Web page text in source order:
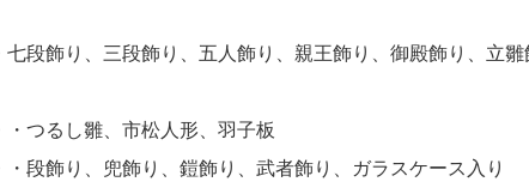
七段飾り、三段飾り、五人飾り、親王飾り、御殿飾り、立
・つるし雛、市松人形、羽子板
・段飾り、兜飾り、鎧飾り、武者飾り、ガラスケース入り